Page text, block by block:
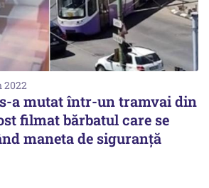
2022
a mutat într-un tramvai din
filmat bărbatul care se
maneta de siguranţă